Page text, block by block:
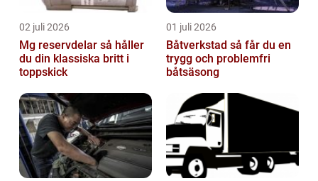
02 juli 2026
Mg reservdelar så håller
du din klassiska britt i
toppskick
01 juli 2026
Båtverkstad så får du en
trygg och problemfri
båtsäsong